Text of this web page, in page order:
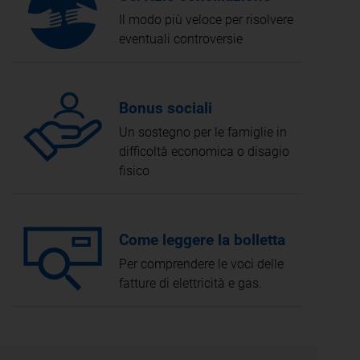
Il modo più veloce per risolvere
eventuali controversie
Bonus sociali
Un sostegno per le famiglie in
difficoltà economica o disagio
fisico
Come leggere la bolletta
Per comprendere le voci delle
fatture di elettricità e gas.